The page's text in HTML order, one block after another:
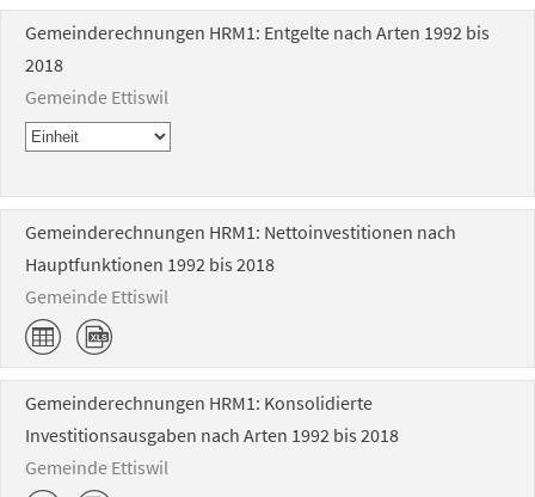
Gemeinderechnungen HRM1: Entgelte nach Arten 1992 bis
2018
Gemeinde Ettiswil
Gemeinderechnungen HRM1: Nettoinvestitionen nach
Hauptfunktionen 1992 bis 2018
Gemeinde Ettiswil
Gemeinderechnungen HRM1: Konsolidierte
Investitionsausgaben nach Arten 1992 bis 2018
Gemeinde Ettiswil